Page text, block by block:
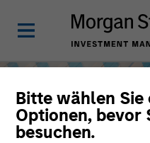
Bitte wählen Sie
Optionen, bevor
besuchen.